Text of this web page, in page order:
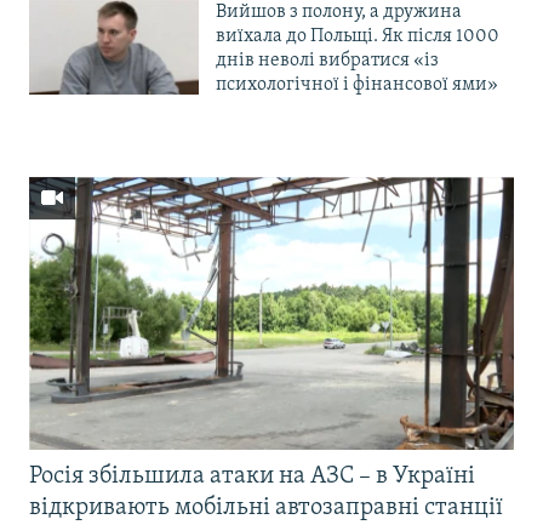
Вийшов з полону, а дружина
виїхала до Польщі. Як після 1000
днів неволі вибратися «із
психологічної і фінансової ями»
Росія збільшила атаки на АЗС – в Україні
відкривають мобільні автозаправні станції